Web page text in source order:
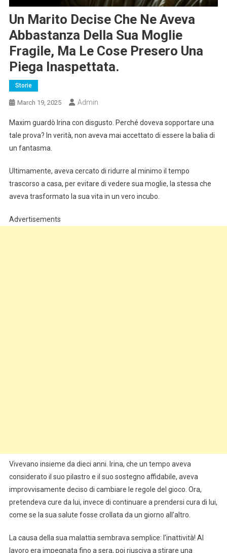
Un Marito Decise Che Ne Aveva
Abbastanza Della Sua Moglie
Fragile, Ma Le Cose Presero Una
Piega Inaspettata.
Storie
March 19, 2025 Admin
Maxim guardò Irina con disgusto. Perché doveva sopportare una
tale prova? In verità, non aveva mai accettato di essere la balia di
un fantasma.
Ultimamente, aveva cercato di ridurre al minimo il tempo
trascorso a casa, per evitare di vedere sua moglie, la stessa che
aveva trasformato la sua vita in un vero incubo.
Advertisements
Vivevano insieme da dieci anni. Irina, che un tempo aveva
considerato il suo pilastro e il suo sostegno affidabile, aveva
improvvisamente deciso di cambiare le regole del gioco. Ora,
pretendeva cure da lui, invece di continuare a prendersi cura di lui,
come se la sua salute fosse crollata da un giorno all’altro.
La causa della sua malattia sembrava semplice: l’inattività! Al
lavoro era impegnata fino a sera, poi riusciva a stirare una